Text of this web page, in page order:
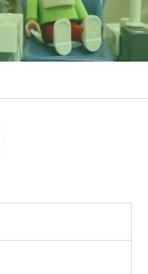
入れ歯・
Doctor’s Blog
🍵我が家の家紋🍵